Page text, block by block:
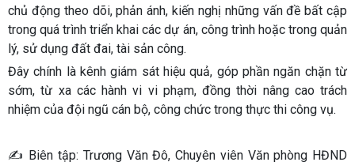
chủ động theo dõi, phản ánh, kiến nghị những vấn đề bất cập
trong quá trình triển khai các dự án, công trình hoặc trong quản
lý, sử dụng đất đai, tài sản công.
Đây chính là kênh giám sát hiệu quả, góp phần ngăn chặn từ
sớm, từ xa các hành vi vi phạm, đồng thời nâng cao trách
nhiệm của đội ngũ cán bộ, công chức trong thực thi công vụ.
✍️ Biên tập: Trương Văn Đô, Chuyên viên Văn phòng HĐND